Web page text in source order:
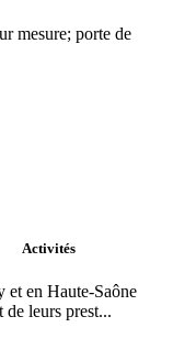
mesure; porte de
Activités
et en Haute-Saône
de leurs prest...